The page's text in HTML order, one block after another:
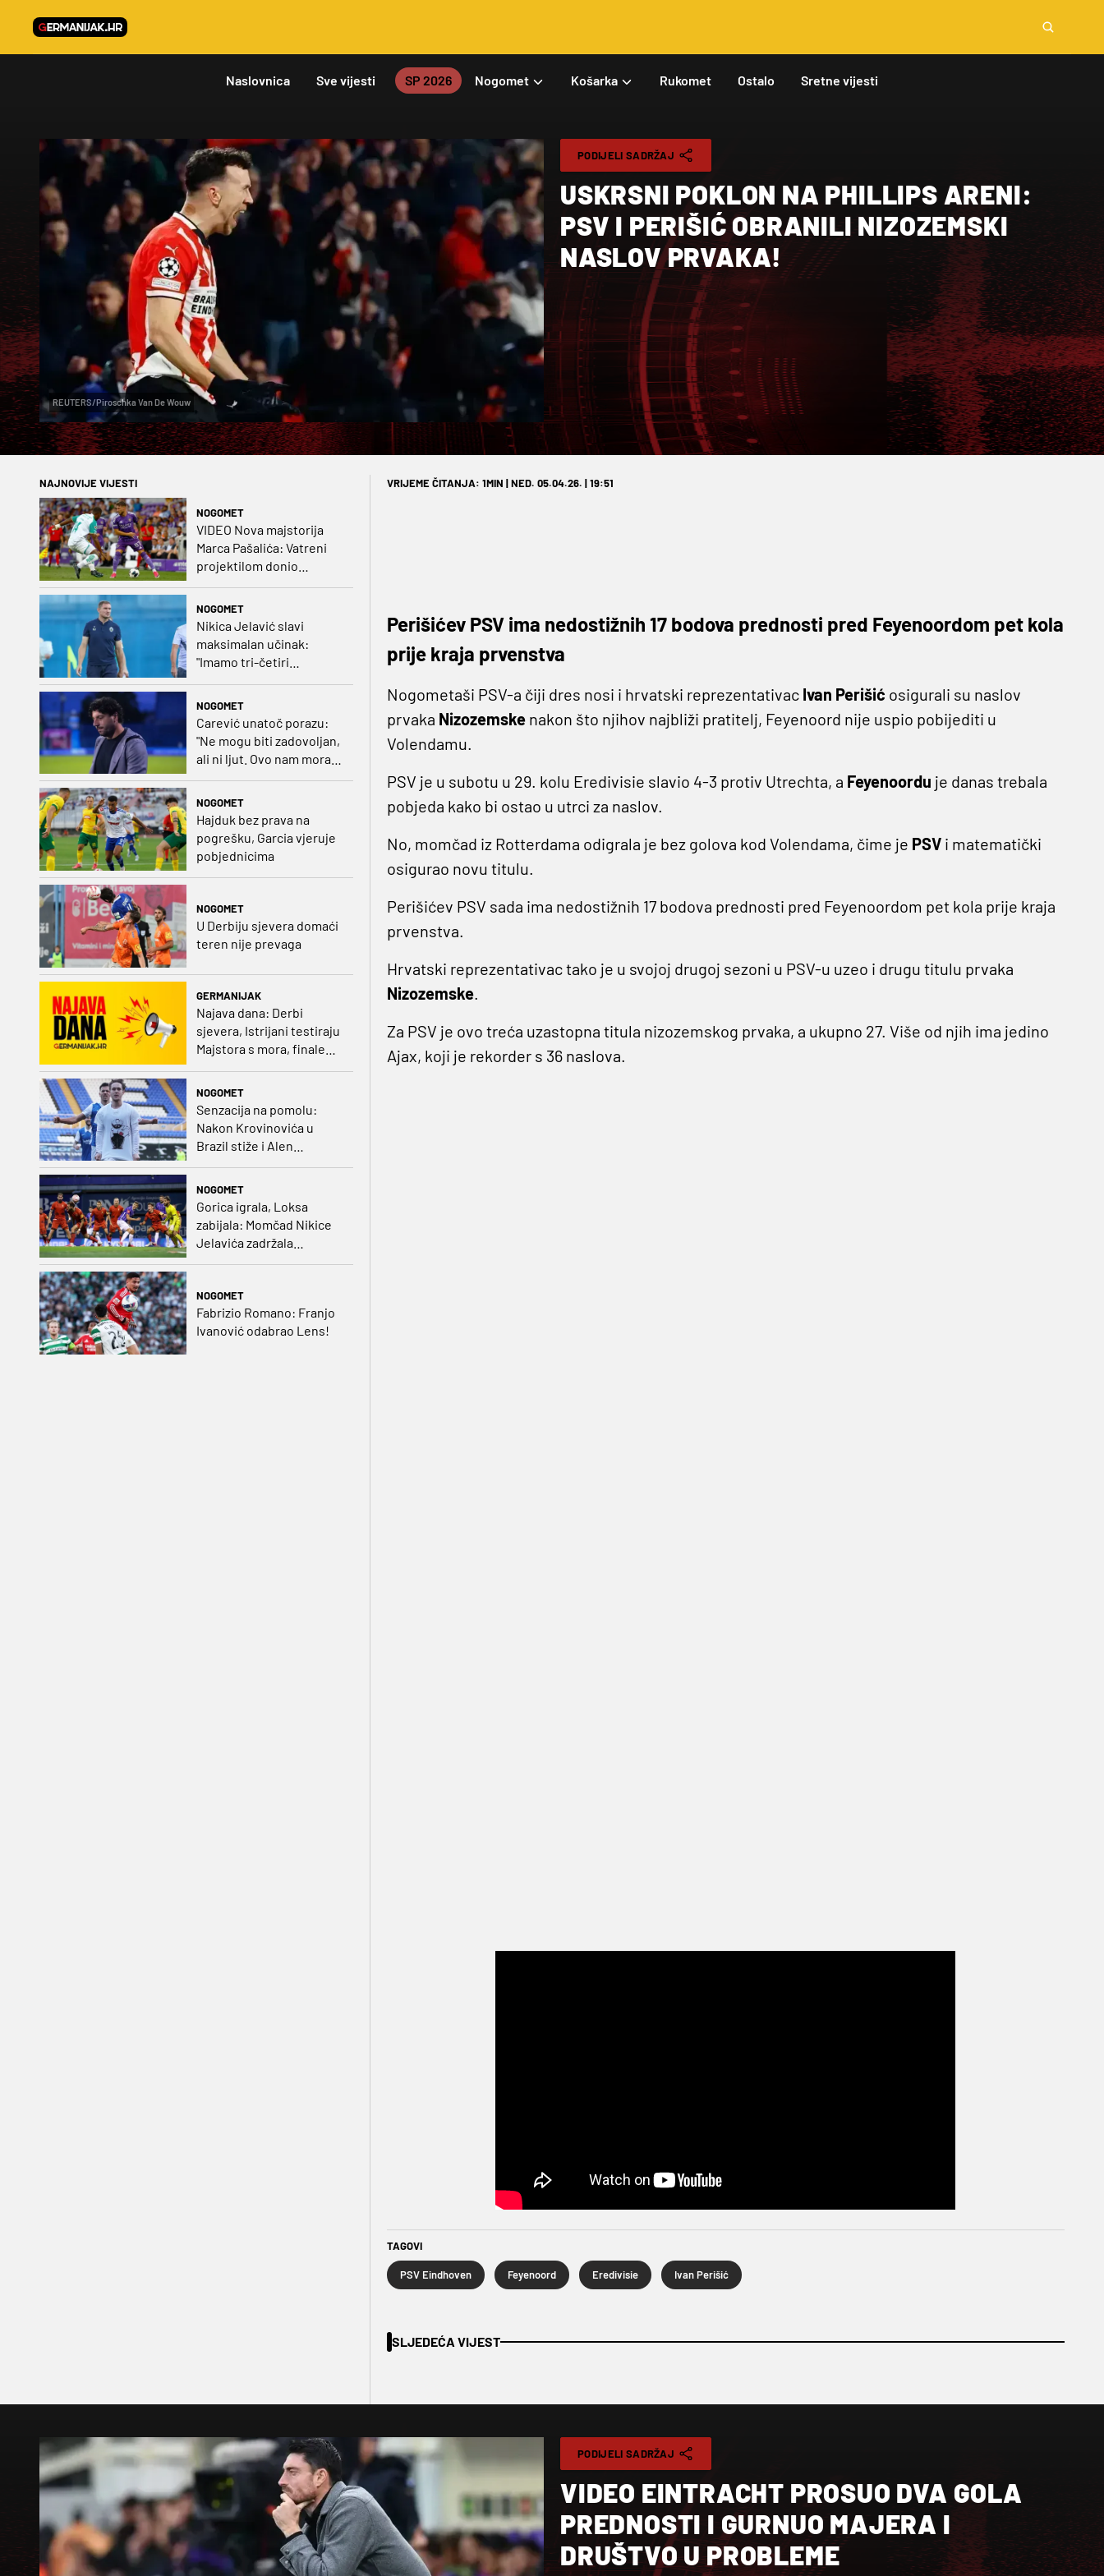
Naslovnica Sve vijesti SP 2026 Nogomet Košarka Rukomet Ostalo Sretne vijesti
REUTERS/Piroschka Van De Wouw
PODIJELI SADRŽAJ
USKRSNI POKLON NA PHILLIPS ARENI:
PSV I PERIŠIĆ OBRANILI NIZOZEMSKI
NASLOV PRVAKA!
NAJNOVIJE VIJESTI
NOGOMET
VIDEO Nova majstorija
Marca Pašalića: Vatreni
projektilom donio
NOGOMET
Nikica Jelavić slavi
maksimalan učinak:
"Imamo tri-četiri
NOGOMET
Carević unatoč porazu:
"Ne mogu biti zadovoljan,
ali ni ljut. Ovo nam mora
biti putokaz"
NOGOMET
Hajduk bez prava na
pogrešku, Garcia vjeruje
pobjednicima
NOGOMET
U Derbiju sjevera domaći
teren nije prevaga
GERMANIJAK
Najava dana: Derbi
sjevera, Istrijani testiraju
Majstora s mora, finale
Francuza
NOGOMET
Senzacija na pomolu:
Nakon Krovinovića u
Brazil stiže i Alen
Halilović!?
NOGOMET
Gorica igrala, Loksa
zabijala: Momčad Nikice
Jelavića zadržala
NOGOMET
Fabrizio Romano: Franjo
Ivanović odabrao Lens!
VRIJEME ČITANJA: 1MIN | NED. 05.04.26. | 19:51
Perišićev PSV ima nedostižnih 17 bodova prednosti pred Feyenoordom pet kola
prije kraja prvenstva
Nogometaši PSV-a čiji dres nosi i hrvatski reprezentativac Ivan Perišić osigurali su naslov
prvaka Nizozemskenakon što njihov najbliži pratitelj, Feyenoord nije uspio pobijediti u
Volendamu.
PSV je u subotu u 29. kolu Eredivisie slavio 4-3 protiv Utrechta, a Feyenoordu je danas trebala
pobjeda kako bi ostao u utrci za naslov.
No, momčad iz Rotterdama odigrala je bez golova kod Volendama, čime je PSVi matematički
osigurao novu titulu.
Perišićev PSV sada ima nedostižnih 17 bodova prednosti pred Feyenoordom pet kola prije kraja
prvenstva.
Hrvatski reprezentativac tako je u svojoj drugoj sezoni u PSV-u uzeo i drugu titulu prvaka
Nizozemske.
Za PSV je ovo treća uzastopna titula nizozemskog prvaka, a ukupno 27. Više od njih ima jedino
Ajax, koji je rekorder s 36 naslova.
TAGOVI
PSV Eindhoven Feyenoord Eredivisie Ivan Perišić
SLJEDEĆA VIJEST
PODIJELI SADRŽAJ
VIDEO EINTRACHT PROSUO DVA GOLA
PREDNOSTI I GURNUO MAJERA I
DRUŠTVO U PROBLEME